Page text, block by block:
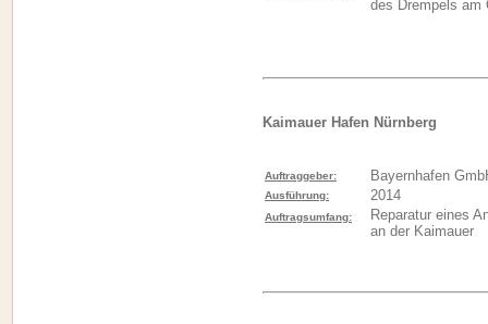
des Drempels am
Kaimauer Hafen Nürnberg
Auftraggeber: Bayernhafen
Ausführung: 2014
Auftragsumfang:
Reparatur eines
an der Kaimauer